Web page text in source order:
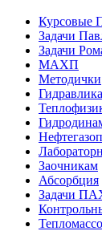
Курсовые
Задачи
Задачи
МАХП
Методички
Гидравлика
Заочникам
Абсорбция
Задачи